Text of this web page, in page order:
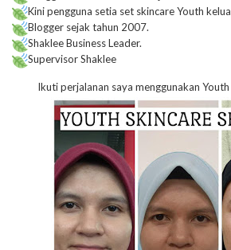
Kini pengguna setia set skincare Youth
Blogger sejak tahun 2007.
Shaklee Business Leader.
Supervisor Shaklee
Ikuti perjalanan saya menggunakan